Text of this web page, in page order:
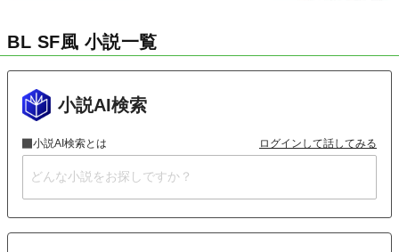
BL SF風 小説一覧
小説AI検索
小説AI検索とは ログインして話してみる